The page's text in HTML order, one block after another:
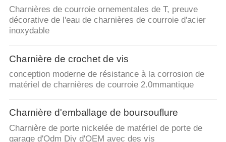
Charnières de courroie ornementales de T, preuve
décorative de l'eau de charnières de courroie d'acier
inoxydable
Charnière de crochet de vis
conception moderne de résistance à la corrosion de
matériel de charnières de courroie 2.0mmantique
Charnière d'emballage de boursouflure
Charnière de porte nickelée de matériel de porte de
garage d'Odm Diy d'OEM avec des vis